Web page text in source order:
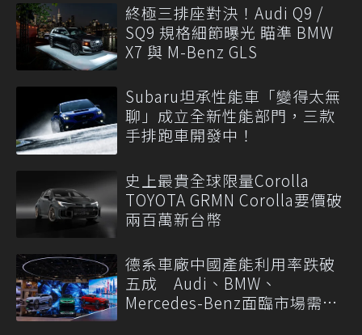
終極三排座對決！Audi Q9 /
SQ9 規格細節曝光 瞄準 BMW
X7 與 M-Benz GLS
Subaru坦承性能車「變得太無
聊」成立全新性能部門，三款
手排跑車開發中！
史上最貴全球限量Corolla
TOYOTA GRMN Corolla要價破
兩百萬新台幣
德系車廠中國產能利用率跌破
五成 Audi、BMW、
Mercedes-Benz面臨市場需求